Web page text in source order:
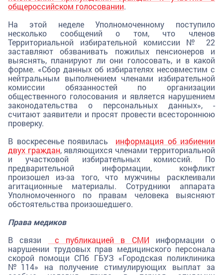
общероссийском голосовании.
На этой неделе Уполномоченному поступило
несколько сообщений о том, что членов
Территориальной избирательной комиссии № 22
заставляют обзванивать пожилых пенсионеров и
выяснять, планируют ли они голосовать, и в какой
форме. «Сбор данных об избирателях несовместим с
нейтральным выполнением членами избирательной
комиссии обязанностей по организации
общественного голосования и является нарушением
законодательства о персональных данных», -
считают заявители и просят провести всестороннюю
проверку.
В воскресенье появилась информация об избиении
двух граждан, являющихся членами территориальной
и участковой избирательных комиссий. По
предварительной информации, конфликт
произошел из-за того, что мужчины расклеивали
агитационные материалы. Сотрудники аппарата
Уполномоченного по правам человека выясняют
обстоятельства произошедшего.
Права медиков
В связи
с публикацией в СМИ информации о
нарушении трудовых прав медицинского персонала
скорой помощи СПб ГБУЗ «Городская поликлиника
№114» на получение стимулирующих выплат за